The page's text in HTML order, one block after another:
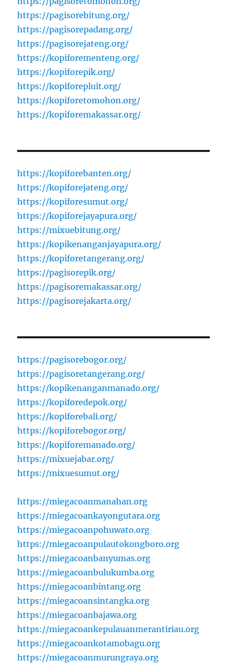
https://pagisorebitung.org/
https://pagisorepadang.org/
https://pagisorejateng.org/
https://kopiforementeng.org/
https://kopiforepik.org/
https://kopiforepluit.org/
https://kopiforetomohon.org/
https://kopiforemakassar.org/
https://kopiforebanten.org/
https://kopiforejateng.org/
https://kopiforesumut.org/
https://kopiforejayapura.org/
https://mixuebitung.org/
https://kopikenanganjayapura.org/
https://kopiforetangerang.org/
https://pagisorepik.org/
https://pagisoremakassar.org/
https://pagisorejakarta.org/
https://pagisorebogor.org/
https://pagisoretangerang.org/
https://kopikenanganmanado.org/
https://kopiforedepok.org/
https://kopiforebali.org/
https://kopiforebogor.org/
https://kopiforemanado.org/
https://mixuejabar.org/
https://mixuesumut.org/
https://miegacoanmanahan.org
https://miegacoankayongutara.org
https://miegacoanpohuwato.org
https://miegacoanpulautokongboro.org
https://miegacoanbanyumas.org
https://miegacoanbulukumba.org
https://miegacoanbintang.org
https://miegacoansintangka.org
https://miegacoanbajawa.org
https://miegacoankepulauanmerantiriau.org
https://miegacoankotamobagu.org
https://miegacoanmurungraya.org